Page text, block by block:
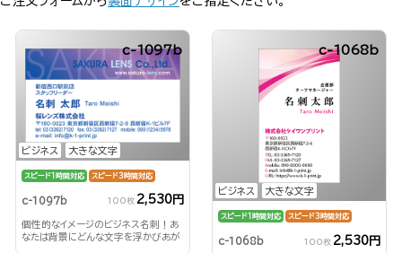
ビジネス 大きな文字
c-1097b
スピード1時間対応 スピード3時間対応
c-1097b 100枚 2,530円
個性的なイメージのビジネス名刺！あ
なたは背景にどんな文字を浮かびあが
ビジネス 大きな文字
c-1068b
スピード1時間対応 スピード3時間対応
c-1068b 100枚 2,530円